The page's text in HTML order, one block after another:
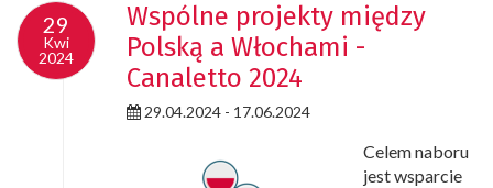
29
Kwi
2024
Wspólne projekty między
Polską a Włochami -
Canaletto 2024
29.04.2024 - 17.06.2024
Celem naboru
jest wsparcie